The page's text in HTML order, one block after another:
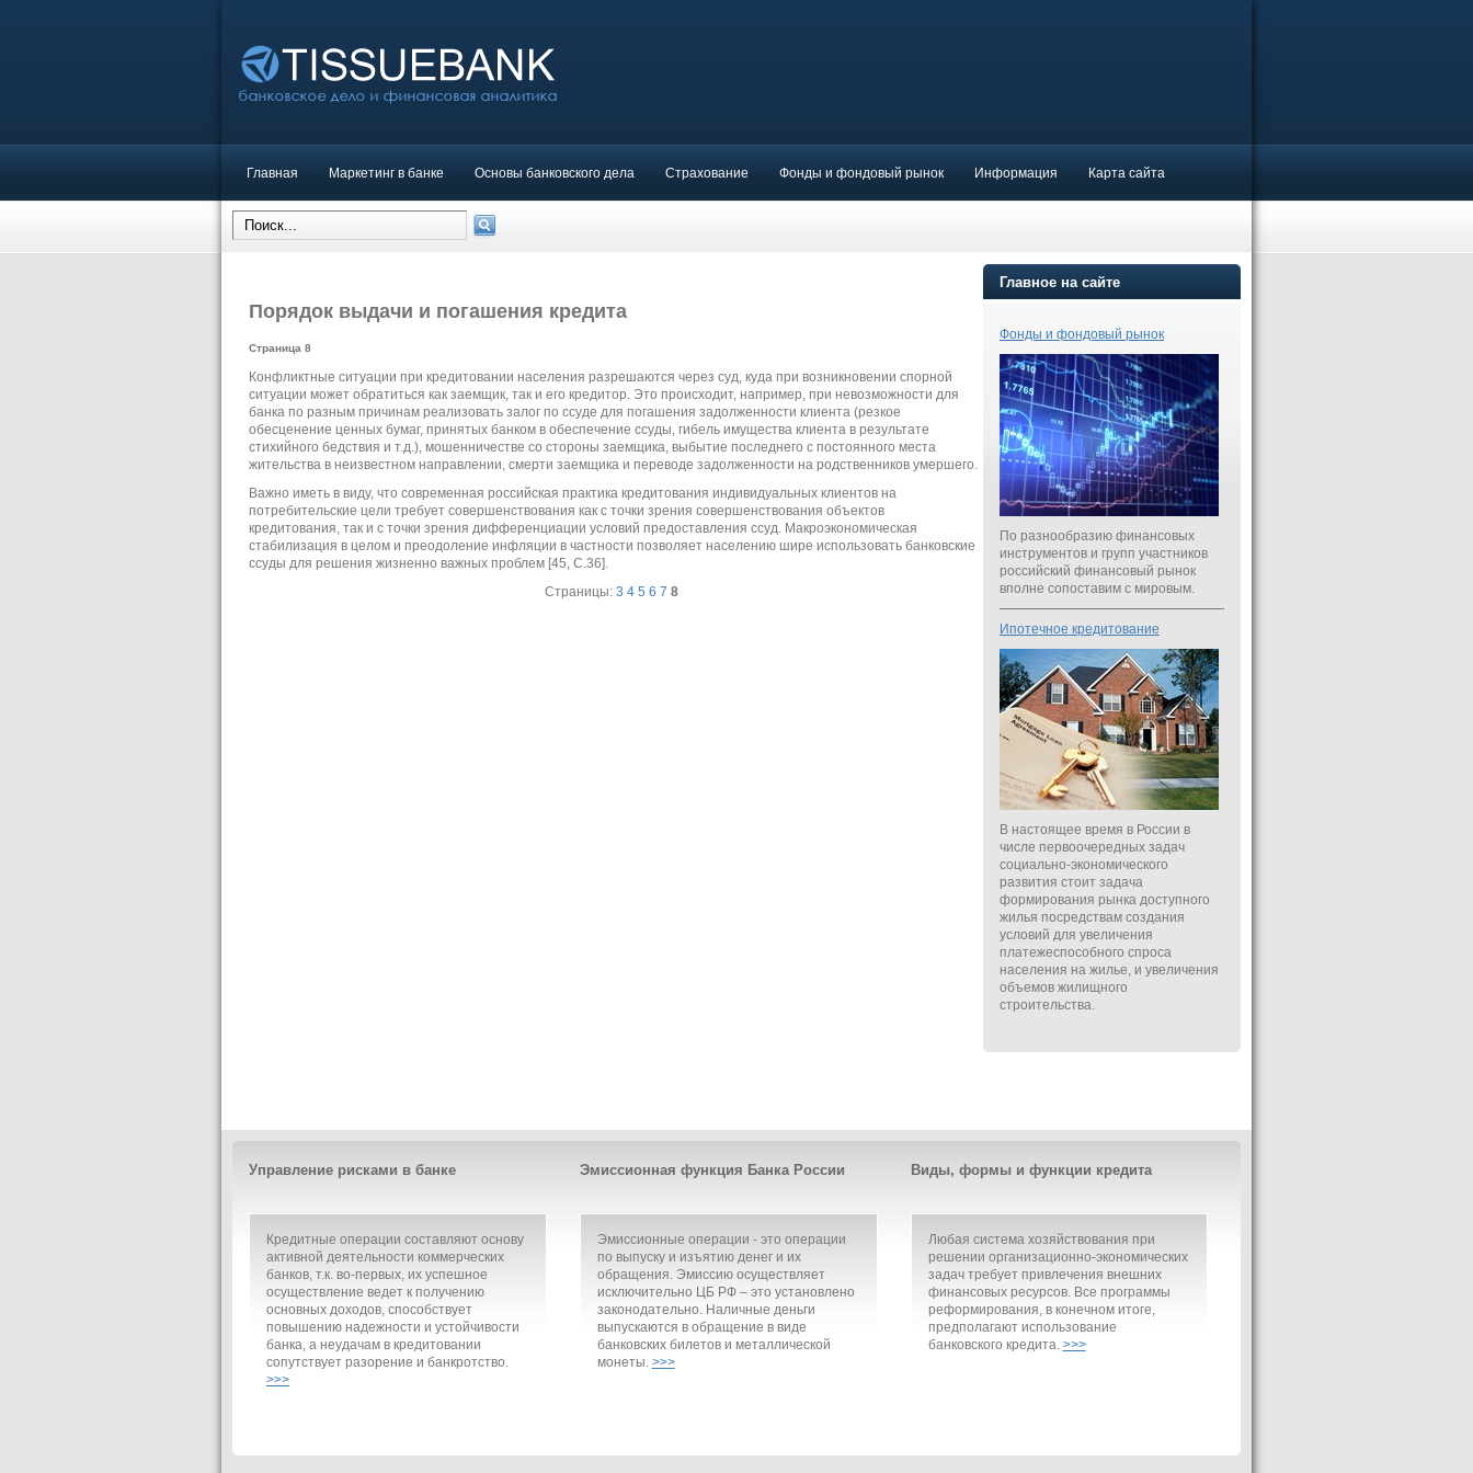
Главная Маркетинг в банке Основы банковского дела Страхование Фонды и фондовый рынок Информация Карта сайта
Порядок выдачи и погашения кредита
Страница 8
Конфликтные ситуации при кредитовании населения разрешаются через суд, куда при возникновении спорной
ситуации может обратиться как заемщик, так и его кредитор. Это происходит, например, при невозможности для
банка по разным причинам реализовать залог по ссуде для погашения задолженности клиента (резкое
обесценение ценных бумаг, принятых банком в обеспечение ссуды, гибель имущества клиента в результате
стихийного бедствия и т.д.), мошенничестве со стороны заемщика, выбытие последнего с постоянного места
жительства в неизвестном направлении, смерти заемщика и переводе задолженности на родственников умершего.
Важно иметь в виду, что современная российская практика кредитования индивидуальных клиентов на
потребительские цели требует совершенствования как с точки зрения совершенствования объектов
кредитования, так и с точки зрения дифференциации условий предоставления ссуд. Макроэкономическая
стабилизация в целом и преодоление инфляции в частности позволяет населению шире использовать банковские
ссуды для решения жизненно важных проблем [45, С.36].
Страницы: 3 4 5 6 7 8
Главное на сайте
Фонды и фондовый рынок
По разнообразию финансовых
инструментов и групп участников
российский финансовый рынок
вполне сопоставим с мировым.
Ипотечное кредитование
В настоящее время в России в
числе первоочередных задач
социально-экономического
развития стоит задача
формирования рынка доступного
жилья посредствам создания
условий для увеличения
платежеспособного спроса
населения на жилье, и увеличения
объемов жилищного
строительства.
Управление рисками в банке
Кредитные операции составляют основу
активной деятельности коммерческих
банков, т.к. во-первых, их успешное
осуществление ведет к получению
основных доходов, способствует
повышению надежности и устойчивости
банка, а неудачам в кредитовании
сопутствует разорение и банкротство.
>>>
Эмиссионная функция Банка России
Эмиссионные операции - это операции
по выпуску и изъятию денег и их
обращения. Эмиссию осуществляет
исключительно ЦБ РФ – это установлено
законодательно. Наличные деньги
выпускаются в обращение в виде
банковских билетов и металлической
монеты. >>>
Виды, формы и функции кредита
Любая система хозяйствования при
решении организационно-экономических
задач требует привлечения внешних
финансовых ресурсов. Все программы
реформирования, в конечном итоге,
предполагают использование
банковского кредита. >>>